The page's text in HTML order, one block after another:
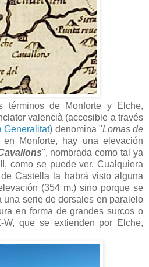
términos de Monforte y Elche,
valencià (accesible a través
Generalitat) denomina "Lomas de
en Monforte, hay una elevación
", nombrada como tal ya
como se puede ver. Cualquiera
Castella la habrá visto alguna
(354 m.) sino porque se
una serie de dorsales en paralelo
en forma de grandes surcos o
que se extienden por Elche,